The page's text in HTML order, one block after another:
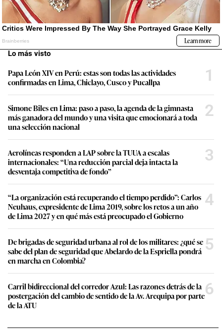
Lo más visto
Papa León XIV en Perú: estas son todas las actividades
confirmadas en Lima, Chiclayo, Cusco y Pucallpa
1
Simone Biles en Lima: paso a paso, la agenda de la gimnasta
más ganadora del mundo y una visita que emocionará a toda
una selección nacional
2
Aerolíneas responden a LAP sobre la TUUA a escalas
internacionales: “Una reducción parcial deja intacta la
desventaja competitiva de fondo”
3
“La organización está recuperando el tiempo perdido”: Carlos
Neuhaus, expresidente de Lima 2019, sobre los retos a un año
de Lima 2027 y en qué más está preocupado el Gobierno
4
De brigadas de seguridad urbana al rol de los militares: ¿qué se
sabe del plan de seguridad que Abelardo de la Espriella pondrá
en marcha en Colombia?
5
Carril bidireccional del corredor Azul: Las razones detrás de la
postergación del cambio de sentido de la Av. Arequipa por parte
de la ATU
6